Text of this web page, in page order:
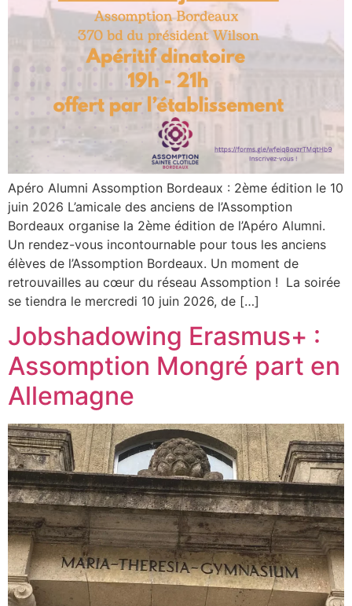
Apéro Alumni Assomption Bordeaux : 2ème édition le 10
juin 2026 L’amicale des anciens de l’Assomption
Bordeaux organise la 2ème édition de l’Apéro Alumni.
Un rendez-vous incontournable pour tous les anciens
élèves de l’Assomption Bordeaux. Un moment de
retrouvailles au cœur du réseau Assomption ! La soirée
se tiendra le mercredi 10 juin 2026, de […]
Jobshadowing Erasmus+ :
Assomption Mongré part en
Allemagne